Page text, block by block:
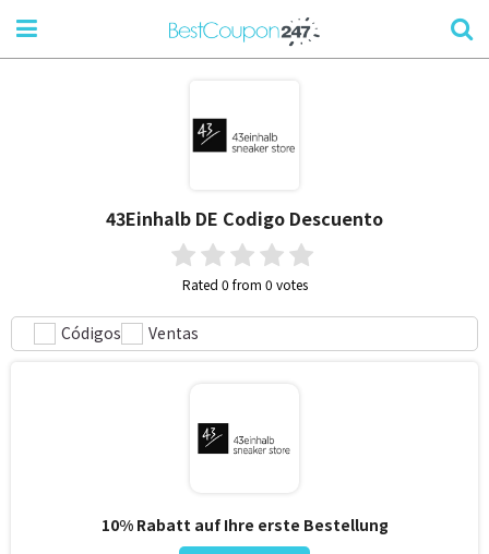
43Einhalb DE Codigo Descuento
Rated 0 from 0 votes
Códigos Ventas
10% Rabatt auf Ihre erste Bestellung